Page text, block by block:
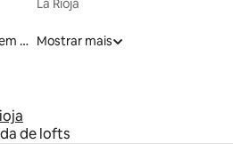
La Rioja
Aluguéis por temporada em albergue Mostrar mais
de lofts